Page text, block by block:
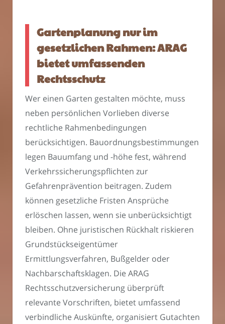
Gartenplanung nur im
gesetzlichen Rahmen: ARAG
bietet umfassenden
Rechtsschutz
Wer einen Garten gestalten möchte, muss
neben persönlichen Vorlieben diverse
rechtliche Rahmenbedingungen
berücksichtigen. Bauordnungsbestimmungen
legen Bauumfang und -höhe fest, während
Verkehrssicherungspflichten zur
Gefahrenprävention beitragen. Zudem
können gesetzliche Fristen Ansprüche
erlöschen lassen, wenn sie unberücksichtigt
bleiben. Ohne juristischen Rückhalt riskieren
Grundstückseigentümer
Ermittlungsverfahren, Bußgelder oder
Nachbarschaftsklagen. Die ARAG
Rechtsschutzversicherung überprüft
relevante Vorschriften, bietet umfassend
verbindliche Auskünfte, organisiert Gutachten